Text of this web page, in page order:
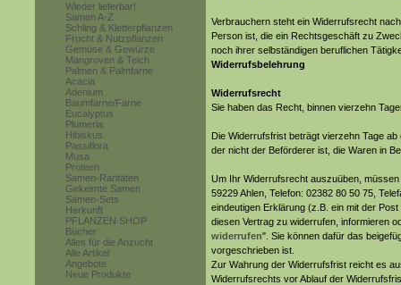
Wieder lieferbar!
Samen A-Z
Schling & Kletterpflanzen
Frucht & Nutzpflanzen
Gemüse & Gewürze
Mangroven & Teich
Palmen & Palmfarne
Acacia
Adenium
Baumfarne/Farne
Eucalyptus
Plumeria
Hibiskus
Passiflora
Musa
Proteen
Samen-Raritäten
Gekeimte Samen
Samen-Sets
Herkunft
PFLANZEN SHOP
Bücher
Alles für die Anzucht
Alle Artikel
Angebote
Neue Produkte
Verbrauchern steht ein Widerrufsrecht
Person ist, die ein Rechtsgeschäft zu
noch ihrer selbständigen beruflichen
Widerrufsbelehrung
Widerrufsrecht
Sie haben das Recht, binnen vierzehn
Die Widerrufsfrist beträgt vierzehn Tage
der nicht der Beförderer ist, die Waren in
Um Ihr Widerrufsrecht auszuüben,
59229 Ahlen, Telefon: 02382 80 50 75,
eindeutigen Erklärung (z.B. ein mit der
diesen Vertrag zu widerrufen, informieren
widerrufen". Sie können dafür das
vorgeschrieben ist.
Zur Wahrung der Widerrufsfrist reicht es
Widerrufsrechts vor Ablauf der